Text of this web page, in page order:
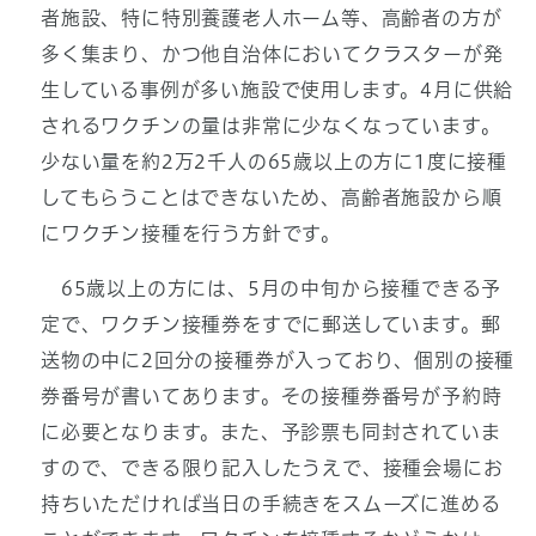
者施設、特に特別養護老人ホーム等、高齢者の方が
多く集まり、かつ他自治体においてクラスターが発
生している事例が多い施設で使用します。4月に供給
されるワクチンの量は非常に少なくなっています。
少ない量を約2万2千人の65歳以上の方に1度に接種
してもらうことはできないため、高齢者施設から順
にワクチン接種を行う方針です。
65歳以上の方には、5月の中旬から接種できる予
定で、ワクチン接種券をすでに郵送しています。郵
送物の中に2回分の接種券が入っており、個別の接種
券番号が書いてあります。その接種券番号が予約時
に必要となります。また、予診票も同封されていま
すので、できる限り記入したうえで、接種会場にお
持ちいただければ当日の手続きをスムーズに進める